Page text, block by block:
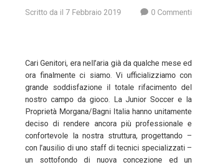
Scritto da il 7 Febbraio 2019 0 Commenti
Cari Genitori, era nell’aria già da qualche mese ed
ora finalmente ci siamo. Vi ufficializziamo con
grande soddisfazione il totale rifacimento del
nostro campo da gioco. La Junior Soccer e la
Proprietà Morgana/Bagni Italia hanno unitamente
deciso di rendere ancora più professionale e
confortevole la nostra struttura, progettando –
con l’ausilio di uno staff di tecnici specializzati –
un sottofondo di nuova concezione ed un